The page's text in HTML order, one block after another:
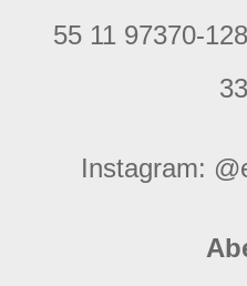
55 11 97370-
Instagram: